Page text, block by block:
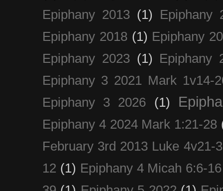
Epiphany 2013 (1)
Epiphany
Epiphany 2018 (1) Epiphany
Epiphany 2023 (1)
Epiphany
Epiphany 3 2021 Mark 1v14-
Epiphany 3 2026
(1)
Epiphany 4 2024 Mark 1:21-28
February 3rd 2013 Luke 4v21-
12 (1) Epiphany 4 Micah 6:6-16